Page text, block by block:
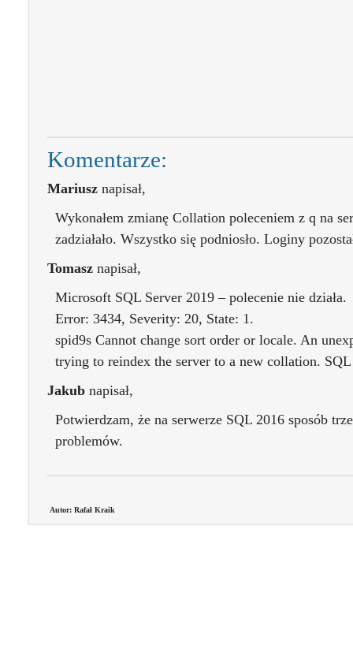
Komentarze:
Mariusz napisał,
Wykonałem zmianę Collation poleceniem z q na
zadziałało. Wszystko się podniosło. Loginy
Tomasz napisał,
Microsoft SQL Server 2019 – polecenie nie działa.
Error: 3434, Severity: 20, State: 1.
spid9s Cannot change sort order or locale. An
trying to reindex the server to a new collation.
Jakub napisał,
Potwierdzam, że na serwerze SQL 2016 sposób
problemów.
Autor: Rafał Kraik